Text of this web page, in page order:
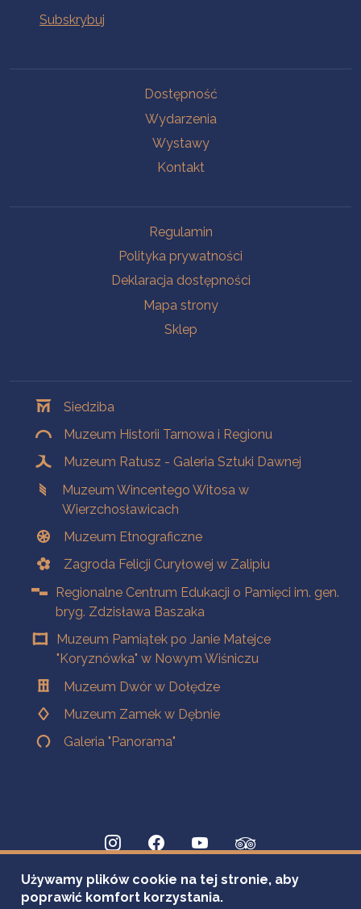
Dostępność
Wydarzenia
Wystawy
Kontakt
Regulamin
Polityka prywatności
Deklaracja dostępności
Mapa strony
Sklep
Siedziba
Muzeum Historii Tarnowa i Regionu
Muzeum Ratusz - Galeria Sztuki Dawnej
Muzeum Wincentego Witosa w
Wierzchosławicach
Muzeum Etnograficzne
Zagroda Felicji Curyłowej w Zalipiu
Regionalne Centrum Edukacji o Pamięci im. gen.
bryg. Zdzisława Baszaka
Muzeum Pamiątek po Janie Matejce
"Koryznówka" w Nowym Wiśniczu
Muzeum Dwór w Dołędze
Muzeum Zamek w Dębnie
Galeria "Panorama"
Używamy plików cookie na tej stronie, aby
poprawić komfort korzystania.